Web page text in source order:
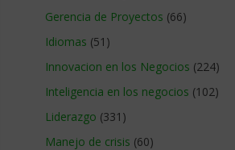
Gerencia de Proyectos (66)
Idiomas (51)
Innovacion en los Negocios (224)
Inteligencia en los negocios (102)
Liderazgo (331)
Manejo de crisis (60)